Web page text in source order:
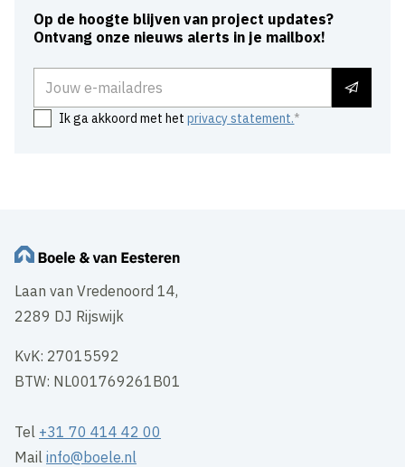
Op de hoogte blijven van project updates?
Ontvang onze nieuws alerts in je mailbox!
Ik ga akkoord met hetprivacy statement.
Laan van Vredenoord 14,
2289 DJ Rijswijk
KvK: 27015592
BTW: NL001769261B01
Tel +31 70 414 42 00
Mailinfo@boele.nl